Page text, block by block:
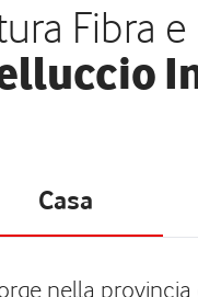
Fibra
Casa
nella